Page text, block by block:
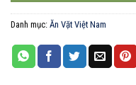
Danh mục: Ăn Vặt Việt Nam